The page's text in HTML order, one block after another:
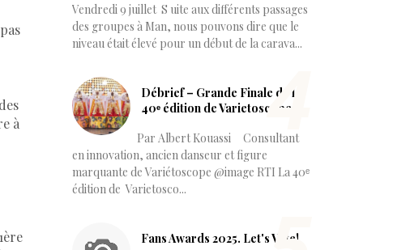
à
Vendredi 9 juillet S uite aux différents passages
des groupes à Man, nous pouvons dire que le
niveau était élevé pour un début de la carava...
Débrief – Grande Finale de la
40ᵉ édition de Varietoscope
Par Albert Kouassi Consultant
en innovation, ancien danseur et figure
marquante de Variétoscope @image RTI La 40ᵉ
édition de Varietosco...
Fans Awards 2025. Let's Vote!